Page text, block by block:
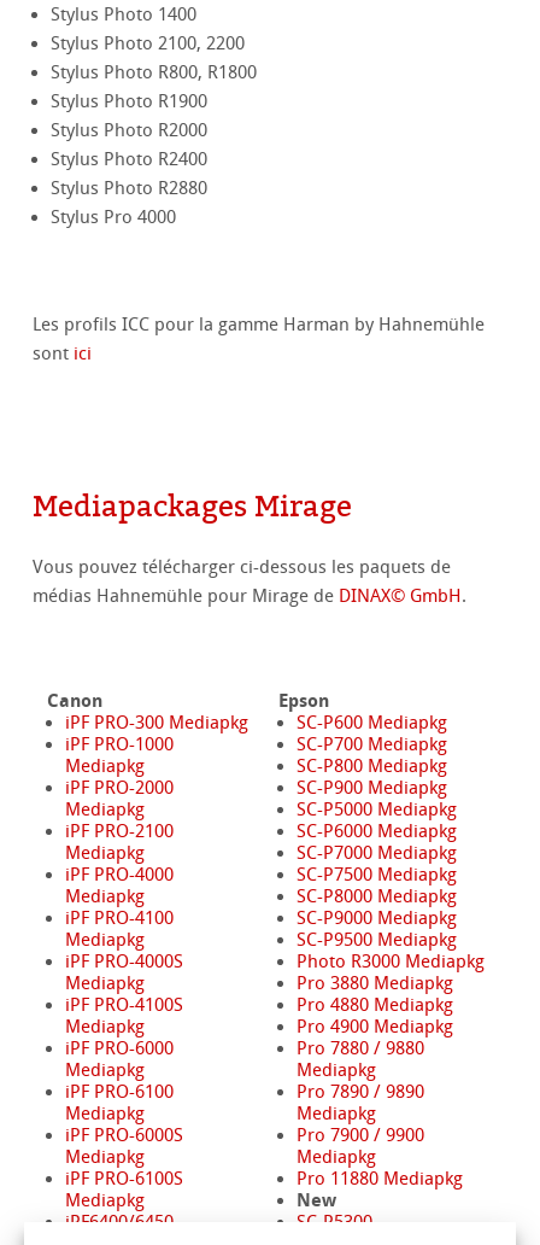
Stylus Photo 1400
Stylus Photo 2100, 2200
Stylus Photo R800, R1800
Stylus Photo R1900
Stylus Photo R2000
Stylus Photo R2400
Stylus Photo R2880
Stylus Pro 4000
Les profils ICC pour la gamme Harman by Hahnemühle
sont ici
Mediapackages Mirage
Vous pouvez télécharger ci-dessous les paquets de
médias Hahnemühle pour Mirage de DINAX© GmbH.
Canon
iPF PRO-300 Mediapkg
iPF PRO-1000
Mediapkg
iPF PRO-2000
Mediapkg
iPF PRO-2100
Mediapkg
iPF PRO-4000
Mediapkg
iPF PRO-4100
Mediapkg
iPF PRO-4000S
Mediapkg
iPF PRO-4100S
Mediapkg
iPF PRO-6000
Mediapkg
iPF PRO-6100
Mediapkg
iPF PRO-6000S
Mediapkg
iPF PRO-6100S
Mediapkg
iPF6400/6450
Epson
SC-P600 Mediapkg
SC-P700 Mediapkg
SC-P800 Mediapkg
SC-P900 Mediapkg
SC-P5000 Mediapkg
SC-P6000 Mediapkg
SC-P7000 Mediapkg
SC-P7500 Mediapkg
SC-P8000 Mediapkg
SC-P9000 Mediapkg
SC-P9500 Mediapkg
Photo R3000 Mediapkg
Pro 3880 Mediapkg
Pro 4880 Mediapkg
Pro 4900 Mediapkg
Pro 7880 / 9880
Mediapkg
Pro 7890 / 9890
Mediapkg
Pro 7900 / 9900
Mediapkg
Pro 11880 Mediapkg
New
SC-P5300